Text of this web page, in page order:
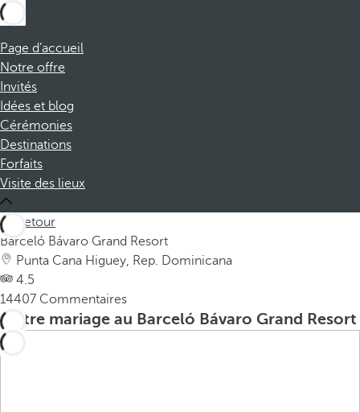
Page d’accueil
Notre offre
Invités
Idées et blog
Cérémonies
Destinations
Forfaits
Visite des lieux
Retour
Barceló Bávaro Grand Resort
Punta Cana Higuey, Rep. Dominicana
4.5
14407 Commentaires
Votre mariage au Barceló Bávaro Grand Resort